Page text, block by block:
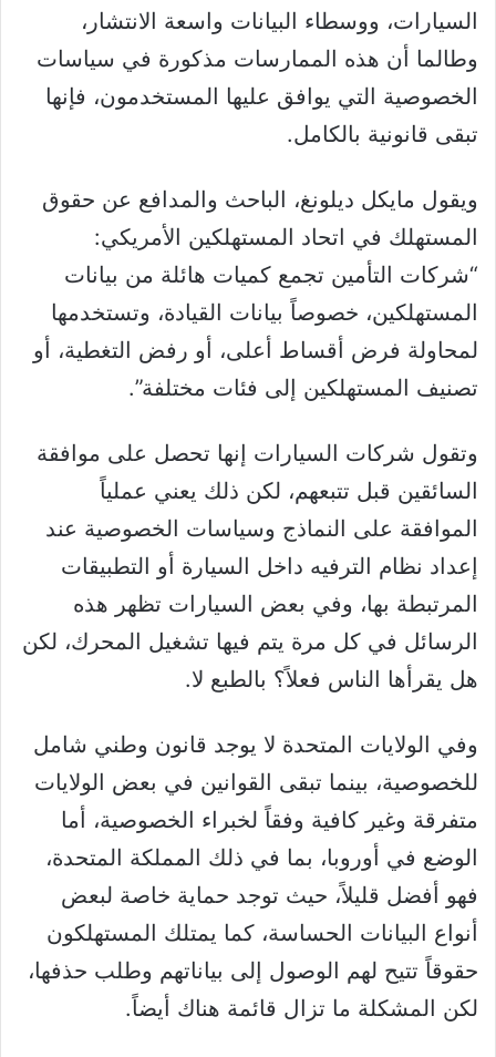
السيارات، ووسطاء البيانات واسعة الانتشار،
وطالما أن هذه الممارسات مذكورة في سياسات
الخصوصية التي يوافق عليها المستخدمون، فإنها
تبقى قانونية بالكامل.
ويقول مايكل ديلونغ، الباحث والمدافع عن حقوق
المستهلك في اتحاد المستهلكين الأمريكي:
“شركات التأمين تجمع كميات هائلة من بيانات
المستهلكين، خصوصاً بيانات القيادة، وتستخدمها
لمحاولة فرض أقساط أعلى، أو رفض التغطية، أو
تصنيف المستهلكين إلى فئات مختلفة”.
وتقول شركات السيارات إنها تحصل على موافقة
السائقين قبل تتبعهم، لكن ذلك يعني عملياً
الموافقة على النماذج وسياسات الخصوصية عند
إعداد نظام الترفيه داخل السيارة أو التطبيقات
المرتبطة بها، وفي بعض السيارات تظهر هذه
الرسائل في كل مرة يتم فيها تشغيل المحرك، لكن
هل يقرأها الناس فعلاً؟ بالطبع لا.
وفي الولايات المتحدة لا يوجد قانون وطني شامل
للخصوصية، بينما تبقى القوانين في بعض الولايات
متفرقة وغير كافية وفقاً لخبراء الخصوصية، أما
الوضع في أوروبا، بما في ذلك المملكة المتحدة،
فهو أفضل قليلاً، حيث توجد حماية خاصة لبعض
أنواع البيانات الحساسة، كما يمتلك المستهلكون
حقوقاً تتيح لهم الوصول إلى بياناتهم وطلب حذفها،
لكن المشكلة ما تزال قائمة هناك أيضاً.